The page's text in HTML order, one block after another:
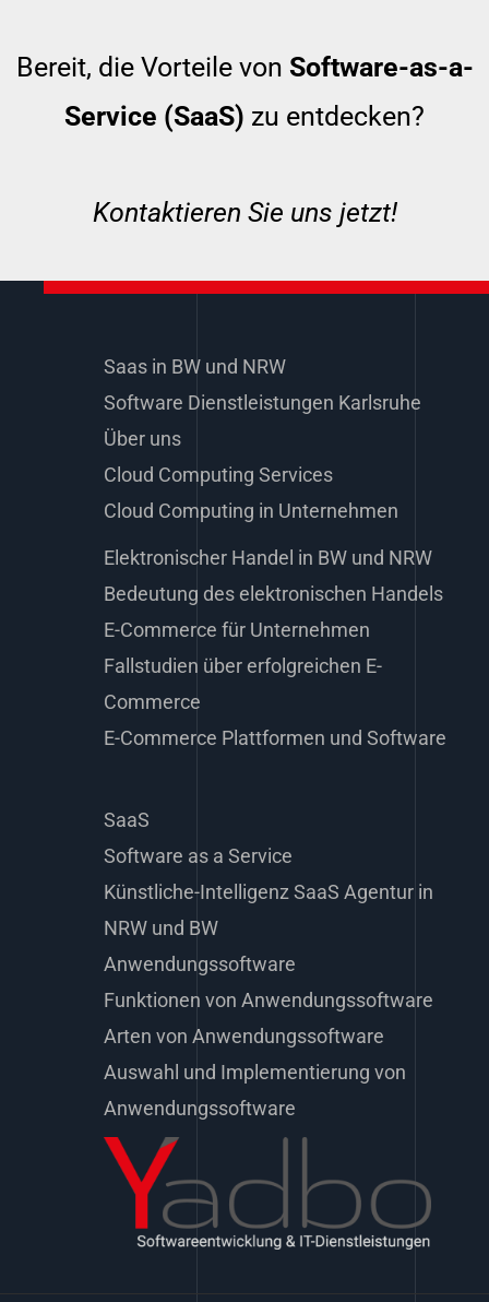
Bereit, die Vorteile von Software-as-a-
Service (SaaS) zu entdecken?
Kontaktieren Sie uns jetzt!
Saas in BW und NRW
Software Dienstleistungen Karlsruhe
Über uns
Cloud Computing Services
Cloud Computing in Unternehmen
Elektronischer Handel in BW und NRW
Bedeutung des elektronischen Handels
E-Commerce für Unternehmen
Fallstudien über erfolgreichen E-
Commerce
E-Commerce Plattformen und Software
SaaS
Software as a Service
Künstliche-Intelligenz SaaS Agentur in
NRW und BW
Anwendungssoftware
Funktionen von Anwendungssoftware
Arten von Anwendungssoftware
Auswahl und Implementierung von
Anwendungssoftware